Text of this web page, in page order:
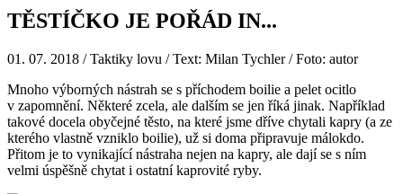
TĚSTÍČKO JE POŘÁD IN...
01. 07. 2018 / Taktiky lovu / Text: Milan Tychler / Foto: autor
Mnoho výborných nástrah se s příchodem boilie a pelet ocitlo
v zapomnění. Některé zcela, ale dalším se jen říká jinak. Například
takové docela obyčejné těsto, na které jsme dříve chytali kapry (a ze
kterého vlastně vzniklo boilie), už si doma připravuje málokdo.
Přitom je to vynikající nástraha nejen na kapry, ale dají se s ním
velmi úspěšně chytat i ostatní kaprovité ryby.